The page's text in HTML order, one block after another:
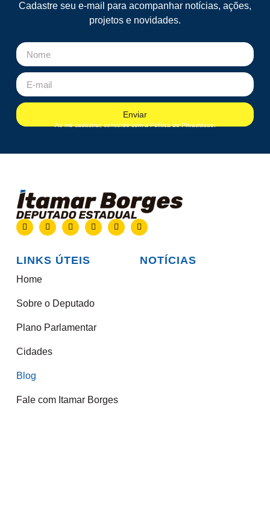
Cadastre seu e-mail para acompanhar notícias, ações,
projetos e novidades.
Enviar
Ao me cadastrar, concordo com a Política de Privacidade.
LINKS ÚTEIS
Home
Sobre o Deputado
Plano Parlamentar
Cidades
Blog
Fale com Itamar Borges
NOTÍCIAS